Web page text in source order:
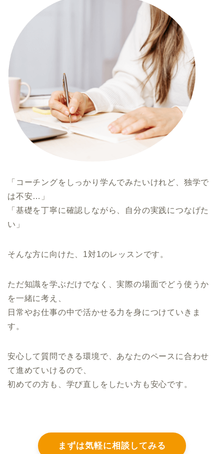
「コーチングをしっかり学んでみたいけれど、独学で
は不安…」
「基礎を丁寧に確認しながら、自分の実践につなげた
い」
そんな方に向けた、1対1のレッスンです。
ただ知識を学ぶだけでなく、実際の場面でどう使うか
を一緒に考え、
日常やお仕事の中で活かせる力を身につけていきま
す。
安心して質問できる環境で、あなたのペースに合わせ
て進めていけるので、
初めての方も、学び直しをしたい方も安心です。
まずは気軽に相談してみる